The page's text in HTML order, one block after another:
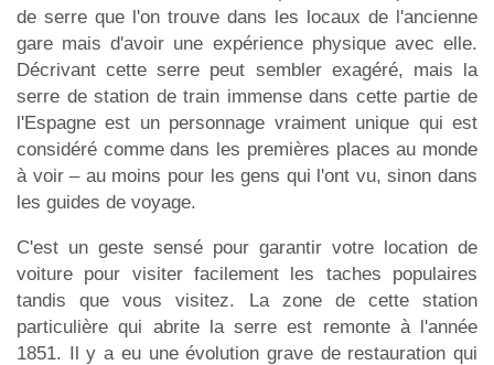
de serre que l'on trouve dans les locaux de l'ancienne
gare mais d'avoir une expérience physique avec elle.
Décrivant cette serre peut sembler exagéré, mais la
serre de station de train immense dans cette partie de
l'Espagne est un personnage vraiment unique qui est
considéré comme dans les premières places au monde
à voir – au moins pour les gens qui l'ont vu, sinon dans
les guides de voyage.
C'est un geste sensé pour garantir votre location de
voiture pour visiter facilement les taches populaires
tandis que vous visitez. La zone de cette station
particulière qui abrite la serre est remonte à l'année
1851. Il y a eu une évolution grave de restauration qui